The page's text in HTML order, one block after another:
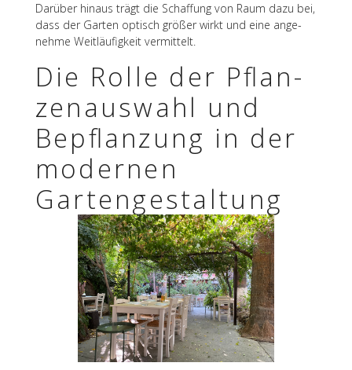
Darüber hinaus trägt die Schaf­fung von Raum dazu bei,
dass der Garten optisch größer wirkt und eine ange­
nehme Weit­läu­fig­keit vermittelt.
Die Rolle der Pflan­
zen­aus­wahl und
Bepflan­zung in der
moder­nen
Gartengestaltung